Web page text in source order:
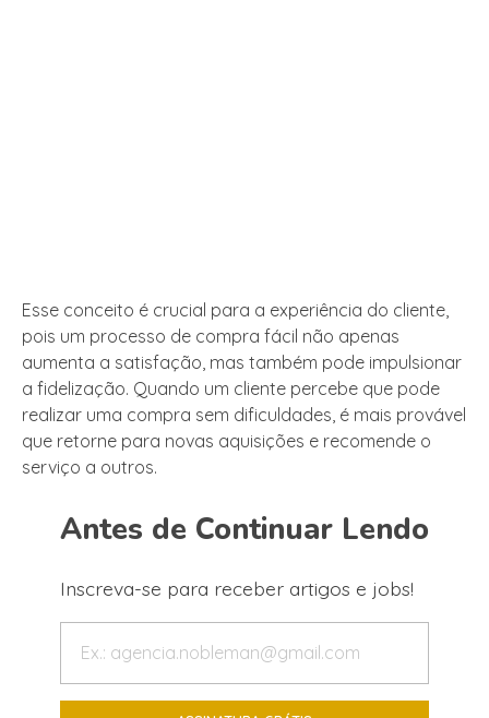
Esse conceito é crucial para a experiência do cliente,
pois um processo de compra fácil não apenas
aumenta a satisfação, mas também pode impulsionar
a fidelização. Quando um cliente percebe que pode
realizar uma compra sem dificuldades, é mais provável
que retorne para novas aquisições e recomende o
serviço a outros.
Antes de Continuar Lendo
Inscreva-se para receber artigos e jobs!